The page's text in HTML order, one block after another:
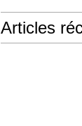
Articles